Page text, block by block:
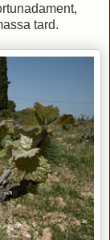
tard.